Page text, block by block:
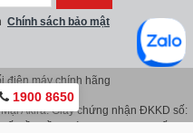
Chính sách bảo mật
điện máy chính hãng
Akira. Giấy chứng nhận ĐKKD số:
1900 8650